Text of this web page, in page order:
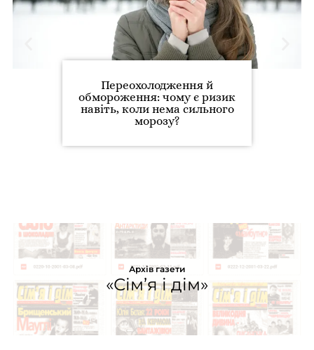
Переохолодження й
обмороження: чому є ризик
навіть, коли нема сильного
морозу?
Архів газети
«Сім’я і дім»